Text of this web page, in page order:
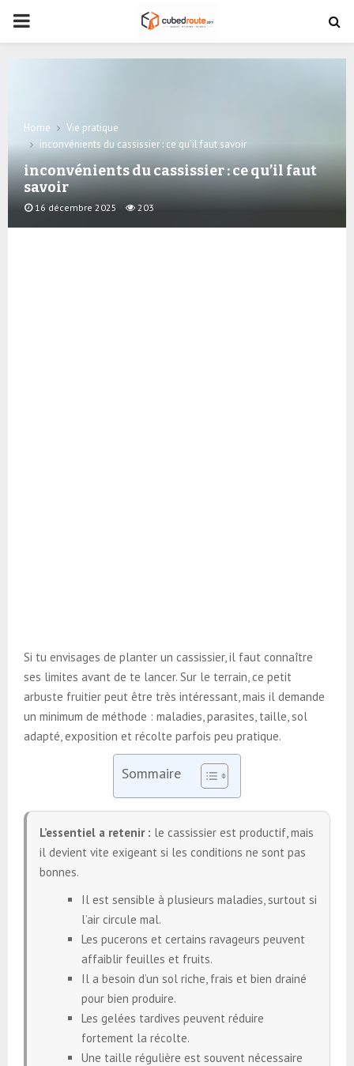
PRIMARY
MENU
Home
Vie pratique
inconvénients du cassissier : ce qu’il faut savoir
inconvénients du cassissier : ce qu’il faut
savoir
16 décembre 2025 203
Si tu envisages de planter un cassissier, il faut connaître
ses limites avant de te lancer. Sur le terrain, ce petit
arbuste fruitier peut être très intéressant, mais il demande
un minimum de méthode : maladies, parasites, taille, sol
adapté, exposition et récolte parfois peu pratique.
Sommaire
L’essentiel a retenir : le cassissier est productif, mais
il devient vite exigeant si les conditions ne sont pas
bonnes.
Il est sensible à plusieurs maladies, surtout si
l’air circule mal.
Les pucerons et certains ravageurs peuvent
affaiblir feuilles et fruits.
Il a besoin d’un sol riche, frais et bien drainé
pour bien produire.
Les gelées tardives peuvent réduire
fortement la récolte.
Une taille régulière est souvent nécessaire